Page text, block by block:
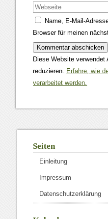
Name, E-Mail-
Browser für meinen
Diese Website
reduzieren. Erfahre, wie
verarbeitet werden.
Seiten
Einleitung
Impressum
Datenschutzerklärung